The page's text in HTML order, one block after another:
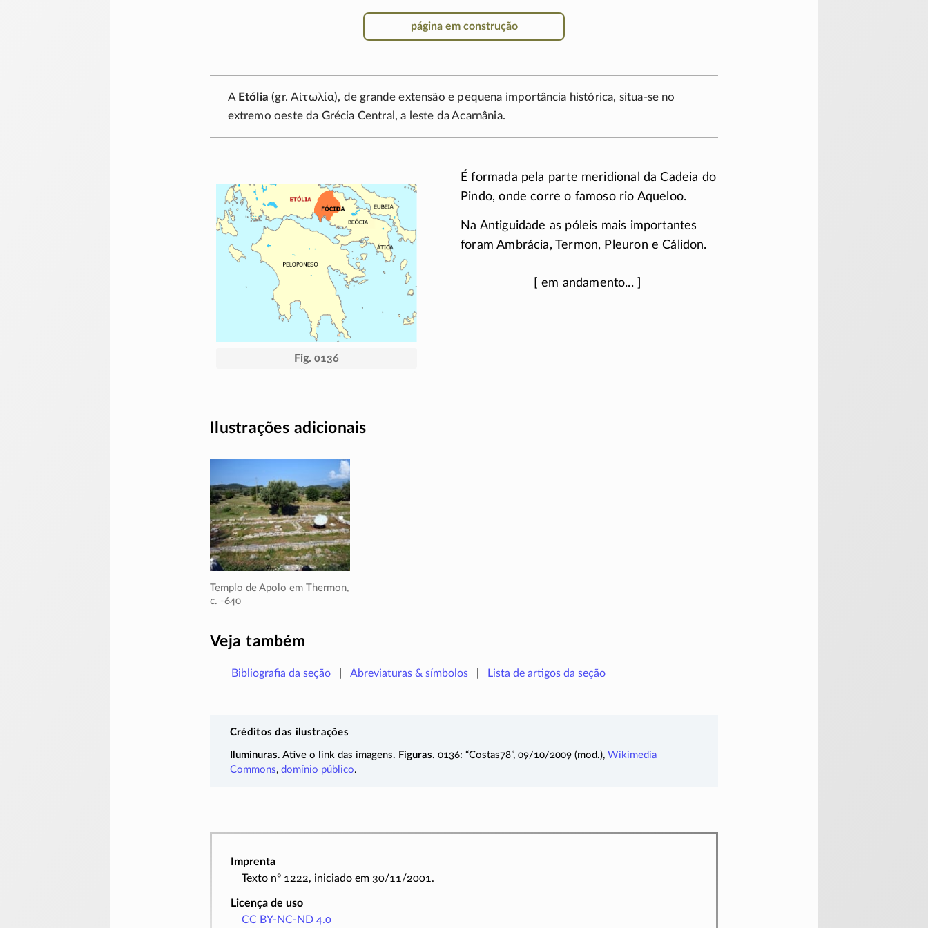
página em construção
A Etólia (gr.Αἰτωλία), de grande extensão e pequena importância histórica, situa-se no
extremo oeste da Grécia Central, a leste da Acarnânia.
Fig. 0136
É formada pela parte meridional da Cadeia do
Pindo, onde corre o famoso rio Aqueloo.
Na Antiguidade as póleis mais importantes
foram Ambrácia, Termon, Pleuron e Cálidon.
Ilustrações adicionais
Templo de Apolo em Thermon,
c. -640
Veja também
Bibliografia da seção Abreviaturas & símbolos Lista de artigos da seção
Créditos das ilustrações
Iluminuras. Ative o link das imagens. Figuras. 0136: “Costas78”, 09/10/2009 (mod.), Wikimedia
Commons, domínio público.
Imprenta
Texto nº 1222, iniciado em 30/11/2001.
Licença de uso
CC BY-NC-ND 4.0